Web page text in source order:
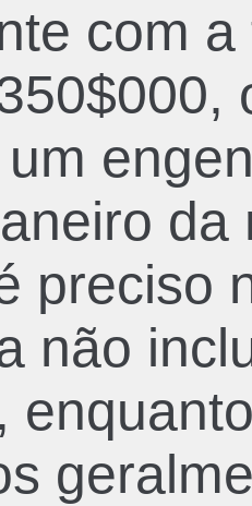
com
da
preciso
não